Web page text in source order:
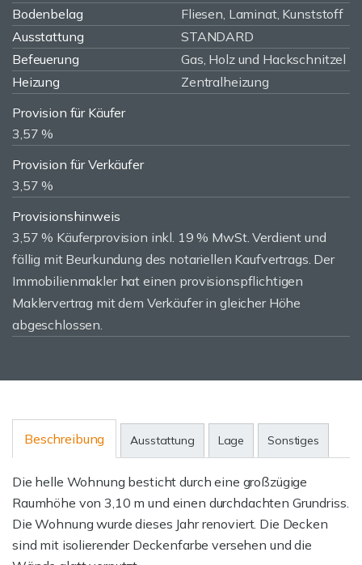
Bodenbelag
Fliesen, Laminat, Kunststoff
Ausstattung
STANDARD
Befeuerung
Gas, Holz und Hackschnitzel
Heizung
Zentralheizung
Provision für Käufer
3,57 %
Provision für Verkäufer
3,57 %
Provisionshinweis
3,57 % Käuferprovision inkl. 19 % MwSt. Verdient und
fällig mit Beurkundung des notariellen Kaufvertrags. Der
Immobilienmakler hat einen provisionspflichtigen
Maklervertrag mit dem Verkäufer in gleicher Höhe
abgeschlossen.
Beschreibung Ausstattung Lage Sonstiges
Die helle Wohnung besticht durch eine großzügige
Raumhöhe von 3,10 m und einen durchdachten Grundriss.
Die Wohnung wurde dieses Jahr renoviert. Die Decken
sind mit isolierender Deckenfarbe versehen und die